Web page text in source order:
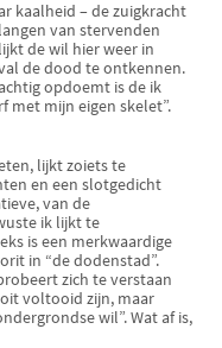
kaalheid – de zuig­kracht
van stervenden
de wil hier weer in
de dood te ontkennen.
opdoemt is de ik
met mijn eigen skelet”.
lijkt zoiets te
en een slotgedicht
van de
ik lijkt te
is een merkwaardige
in “de dodenstad”.
zich te verstaan
voltooid zijn, maar
wil”. Wat af is,